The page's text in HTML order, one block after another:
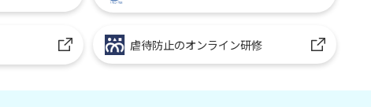
虐待防止のオンライン研修